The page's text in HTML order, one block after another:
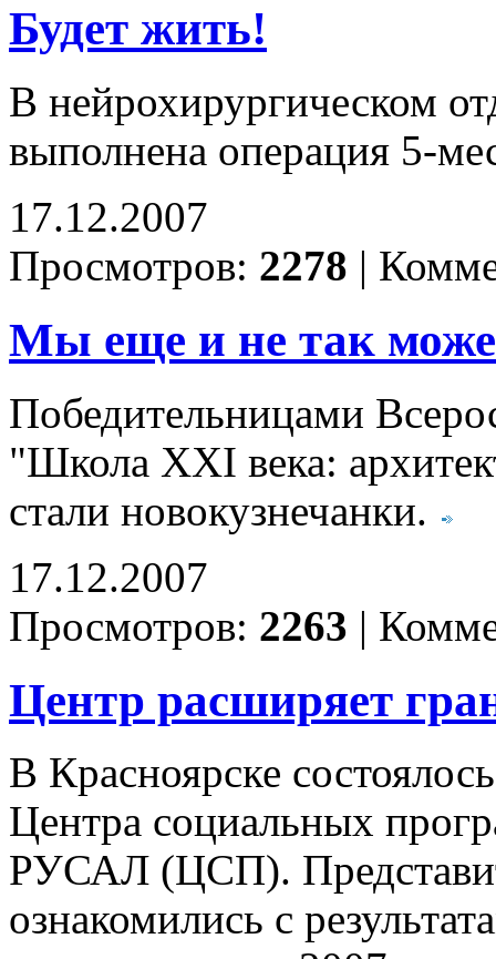
Будет жить!
В нейрохирургическом
выполнена операция 5-
17.12.2007
Просмотров: 2278 |
Мы еще и не так
Победительницами
"Школа XXI века:
стали новокузнечанки.
17.12.2007
Просмотров: 2263 |
Центр расширяет
В Красноярске
Центра социальных
РУСАЛ (ЦСП).
ознакомились с